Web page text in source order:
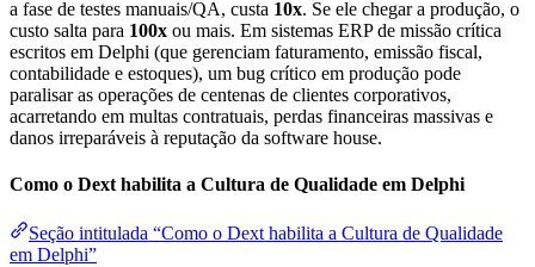
a fase de testes manuais/QA, custa 10x. Se ele chegar a produção, o
custo salta para 100x ou mais. Em sistemas ERP de missão crítica
escritos em Delphi (que gerenciam faturamento, emissão fiscal,
contabilidade e estoques), um bug crítico em produção pode
paralisar as operações de centenas de clientes corporativos,
acarretando em multas contratuais, perdas financeiras massivas e
danos irreparáveis à reputação da software house.
Como o Dext habilita a Cultura de Qualidade em Delphi
Seção intitulada “Como o Dext habilita a Cultura de Qualidade
em Delphi”